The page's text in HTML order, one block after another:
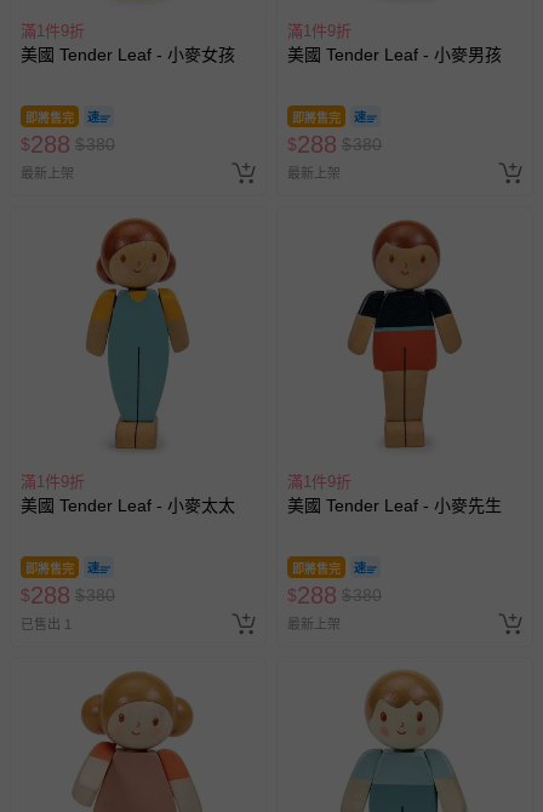
滿1件9折
美國 Tender Leaf - 小麥女孩
即將售完
$288 $380
最新上架
滿1件9折
美國 Tender Leaf - 小麥男孩
即將售完
$288 $380
最新上架
滿1件9折
美國 Tender Leaf - 小麥太太
即將售完
$288 $380
已售出 1
滿1件9折
美國 Tender Leaf - 小麥先生
即將售完
$288 $380
最新上架